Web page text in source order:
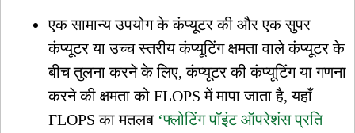
एक सामान्य उपयोग के कंप्यूटर की और एक सुपर
कंप्यूटर या उच्च स्तरीय कंप्यूटिंग क्षमता वाले कंप्यूटर के
बीच तुलना करने के लिए, कंप्यूटर की कंप्यूटिंग या गणना
करने की क्षमता को FLOPS में मापा जाता है, यहाँ
FLOPS का मतलब ‘फ्लोटिंग पॉइंट ऑपरेशंस प्रति